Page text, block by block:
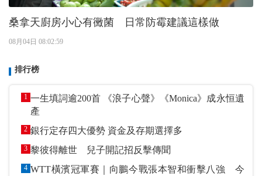
桑拿天廚房小心有黴菌 日常防霉建議這樣做
08月04日 08:02:59
排行榜
1 一生填詞逾200首 《浪子心聲》《Monica》成永恒遺
產
2 銀行定存四大優勢 資金及存期選擇多
3 黎彼得離世 兒子開記招反擊傳聞
4 WTT橫濱冠軍賽｜向鵬今戰張本智和衝擊八強 今